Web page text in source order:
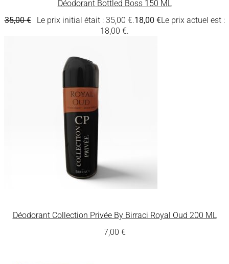
Déodorant Bottled Boss 150 ML
35,00€ Le prix initial était : 35,00 €.18,00 €Le prix actuel est :
18,00 €.
Déodorant Collection Privée By Birraci Royal Oud 200 ML
7,00 €